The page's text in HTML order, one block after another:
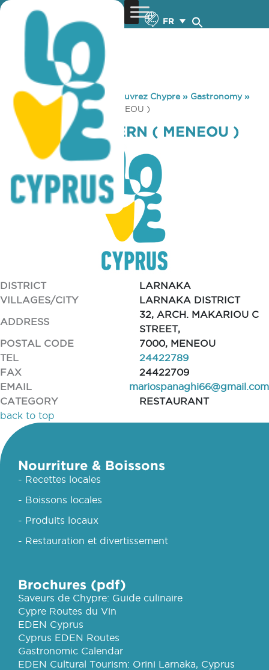
FR
You are here: Home »Découvrez Chypre» Gastronomy»
VATILIOTIS TAVERN ( MENEOU )
VATILIOTIS TAVERN ( MENEOU )
DISTRICT
LARNAKA
VILLAGES/CITY
LARNAKA DISTRICT
ADDRESS
32, ARCH. MAKARIOU C
STREET,
POSTAL CODE
7000, MENEOU
TEL
24422789
FAX
24422709
EMAIL
mariospanaghi66@gmail.com
CATEGORY
RESTAURANT
back to top
Nourriture & Boissons
- Recettes locales
- Boissons locales
- Produits locaux
- Restauration et divertissement
Brochures (pdf)
Saveurs de Chypre: Guide culinaire
Cypre Routes du Vin
EDEN Cyprus
Cyprus EDEN Routes
Gastronomic Calendar
EDEN Cultural Tourism: Orini Larnaka, Cyprus